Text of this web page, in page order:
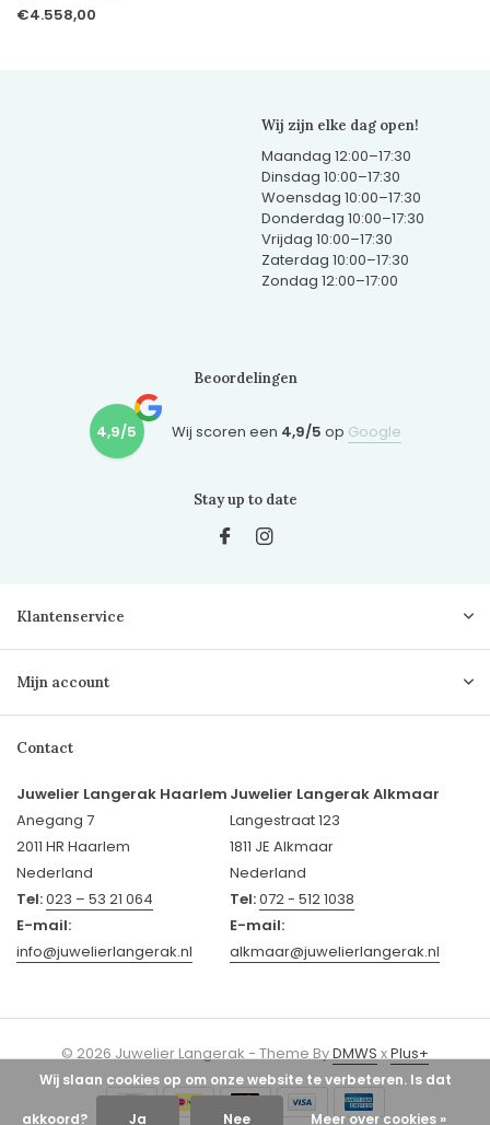
€4.558,00
Wij zijn elke dag open!
Maandag 12:00–17:30
Dinsdag 10:00–17:30
Woensdag 10:00–17:30
Donderdag 10:00–17:30
Vrijdag 10:00–17:30
Zaterdag 10:00–17:30
Zondag 12:00–17:00
Beoordelingen
4,9/5 Wij scoren een 4,9/5 op Google
Stay up to date
Klantenservice
Mijn account
Contact
Juwelier Langerak Haarlem
Anegang 7
2011 HR Haarlem
Nederland
Tel:023 – 53 21 064
E-mail:
info@juwelierlangerak.nl
Juwelier Langerak Alkmaar
Langestraat 123
1811 JE Alkmaar
Nederland
Tel:072 - 512 1038
E-mail:
alkmaar@juwelierlangerak.nl
© 2026 Juwelier Langerak - Theme ByDMWSxPlus+
Wij slaan cookies op om onze website te verbeteren. Is dat
akkoord? Ja Nee Meer over cookies »